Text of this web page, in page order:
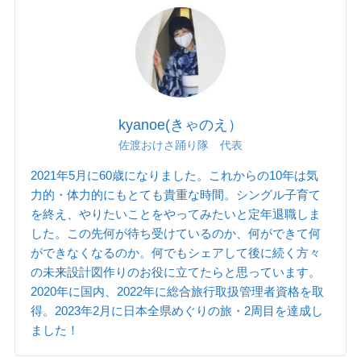
kyanoe(きゃのえ）
佐渡おけさ踊り隊 代表
2021年5月に60歳になりました。これからの10年は気
力的・体力的にもとても貴重な時間。シングル子育て
を終え、やりたいことをやってみたいと定年退職しま
した。この先何が待ち受けているのか、何ができて何
ができなくなるのか。何でもシェアして後に続く方々
の未来設計図作りのお役に立てたらと思っています。
2020年に国内、2022年に総合旅行取扱管理者資格を取
得。2023年2月に日本全県めぐりの旅・2周目を達成し
ました！